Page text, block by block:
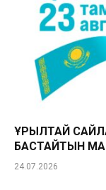
ҚҰРЫЛТАЙ
БАСТАЙТЫН
24.07.2026